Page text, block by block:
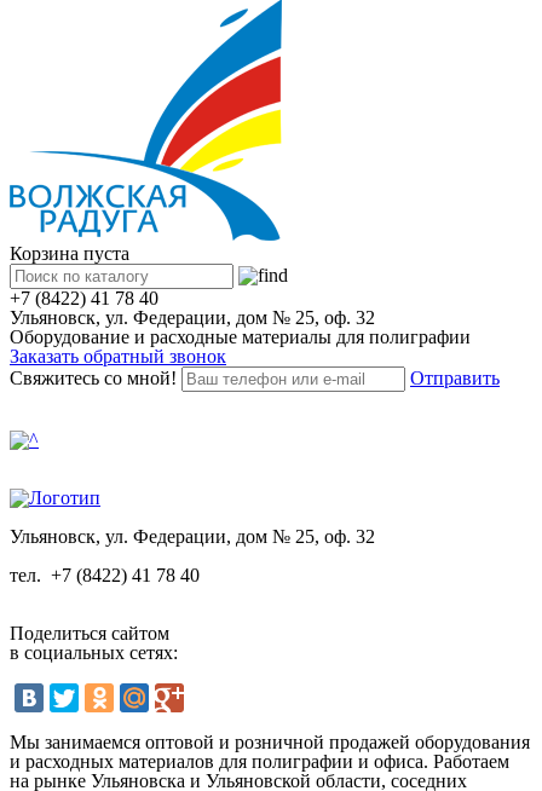
Корзина пуста
+7 (8422) 41 78 40
Ульяновск, ул. Федерации, дом № 25, оф. 32
Оборудование и расходные материалы для полиграфии
Заказать обратный звонок
Свяжитесь со мной!
Отправить
Ульяновск, ул. Федерации, дом № 25, оф. 32
тел. +7 (8422) 41 78 40
Поделиться сайтом
в социальных сетях:
Мы занимаемся оптовой и розничной продажей оборудования
и расходных материалов для полиграфии и офиса. Работаем
на рынке Ульяновска и Ульяновской области, соседних